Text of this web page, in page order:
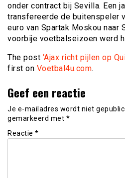
onder contract bij Sevilla. Een
transfereerde de buitenspeler
euro van Spartak Moskou naar
voorbije voetbalseizoen werd
The post ‘Ajax richt pijlen op
first on Voetbal4u.com.
Geef een reactie
Je e-mailadres wordt niet
gemarkeerd met *
Reactie *